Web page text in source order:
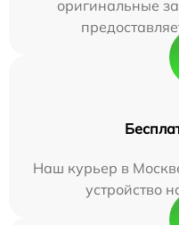
оригинальные
Наш курьер в
устройство